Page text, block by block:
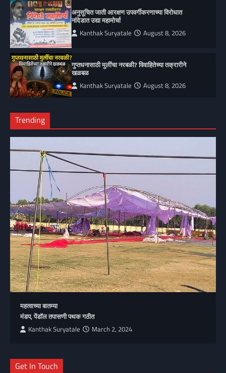
अनुसूचित जाती आरक्षण उपवर्गीकरणाच्या विरोधात
नांदेडात उद्या महामोर्चा
Kanthak Suryatale August 8, 2026
गुप्तधनासाठी मुलींचा नरबळी? विवाहितेच्या तक्रारीने
खळबळ
Kanthak Suryatale August 8, 2026
Trending
महत्वाच्या बातम्या
मंडप, पेंडॉल तपासणी पथक गठीत
Kanthak Suryatale March 2, 2024
Get In Touch